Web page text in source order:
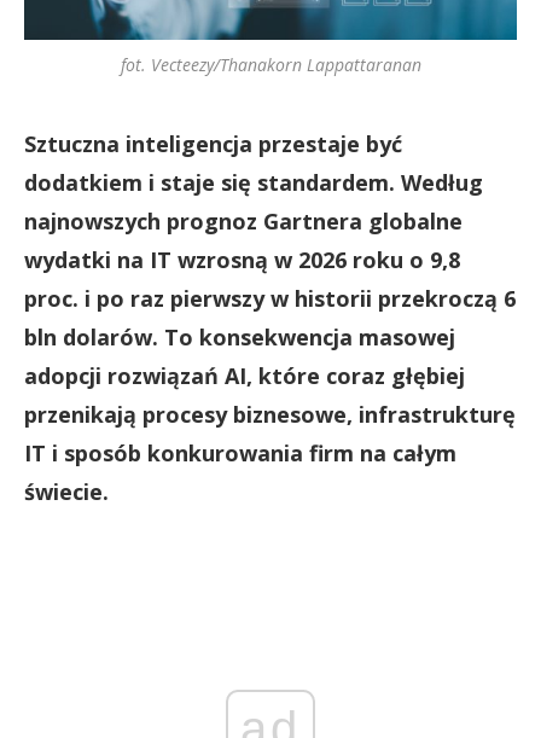
fot. Vecteezy/Thanakorn Lappattaranan
Sztuczna inteligencja przestaje być
dodatkiem i staje się standardem. Według
najnowszych prognoz Gartnera globalne
wydatki na IT wzrosną w 2026 roku o 9,8
proc. i po raz pierwszy w historii przekroczą 6
bln dolarów. To konsekwencja masowej
adopcji rozwiązań AI, które coraz głębiej
przenikają procesy biznesowe, infrastrukturę
IT i sposób konkurowania firm na całym
świecie.